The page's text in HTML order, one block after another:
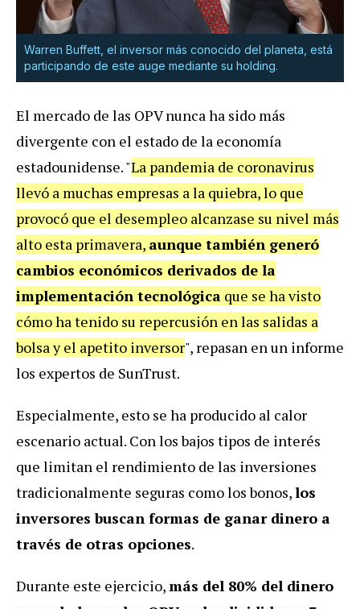
Warren Buffett, el inversor más conocido del planeta, está
participando de este auge mediante su holding.
El mercado de las OPV nunca ha sido más
divergente con el estado de la economía
estadounidense. "La pandemia de coronavirus
llevó a muchas empresas a la quiebra, lo que
provocó que el desempleo alcanzase su nivel más
alto esta primavera, aunque también generó
cambios económicos derivados de la
implementación tecnológica que se ha visto
cómo ha tenido su repercusión en las salidas a
bolsa y el apetito inversor", repasan en un informe
los expertos de SunTrust.
Especialmente, esto se ha producido al calor
escenario actual. Con los bajos tipos de interés
que limitan el rendimiento de las inversiones
tradicionalmente seguras como los bonos,los
inversores buscan formas de ganar dinero a
través de otras opciones.
Durante este ejercicio,más del 80% del dinero